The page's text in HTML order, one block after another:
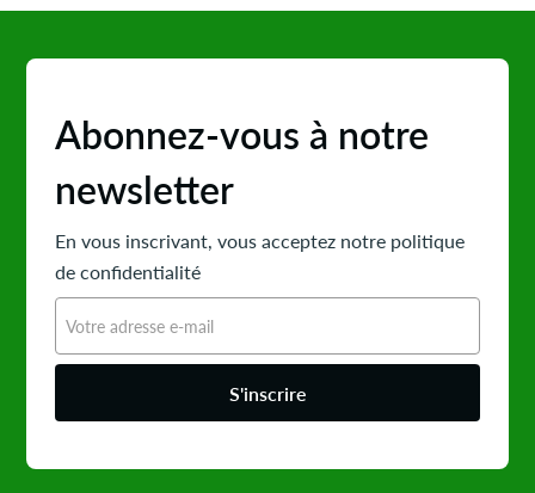
Abonnez-vous à notre
newsletter
En vous inscrivant, vous acceptez notre politique
de confidentialité
S'inscrire